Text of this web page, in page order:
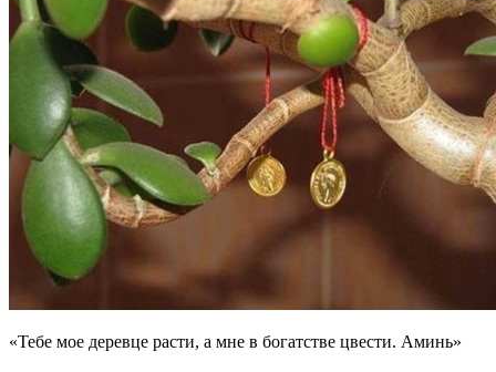
«Тебе мое деревце расти, а мне в богатстве цвести. Аминь»